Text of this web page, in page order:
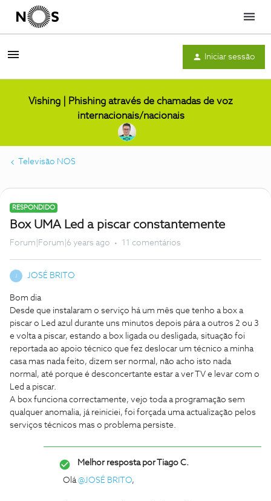
Menu
Iniciar sessão
Vishing | Phishing através de chamadas de voz
internacionais/nacionais
Televisão NOS
RESPONDIDO
Box UMA Led a piscar constantemente
Forum|Forum|6 years ago 11 comentários
JOSÉ BRITO
Bom dia
Desde que instalaram o serviço há um mês que tenho a box a
piscar o Led azul durante uns minutos depois pára a outros 2 ou 3
e volta a piscar, estando a box ligada ou desligada, situação foi
reportada ao apoio técnico que fez deslocar um técnico a minha
casa mas nada feito, dizem ser normal, não acho isto nada
normal, até porque é desconcertante estar a ver TV e levar com o
Led a piscar.
A box funciona correctamente, vejo toda a programação sem
qualquer anomalia, já reiniciei, foi forçada uma actualização pelos
serviços técnicos mas o problema persiste.
Melhor resposta porTiago C.
Olá@JOSÉ BRITO,